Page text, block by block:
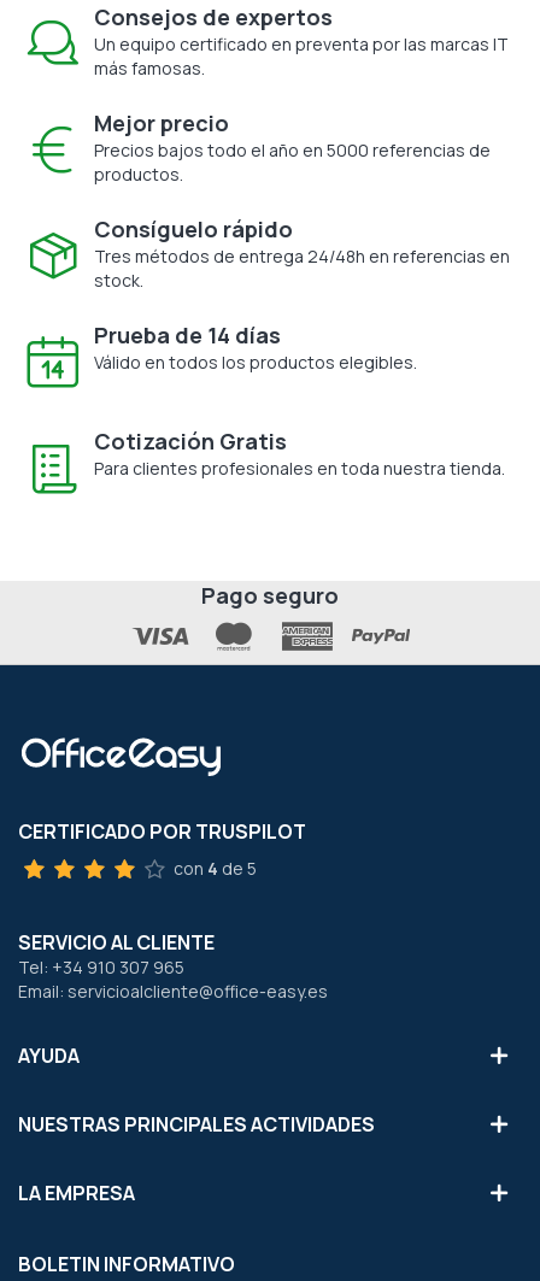
Consejos de expertos
Un equipo certificado en preventa por las marcas IT
más famosas.
Mejor precio
Precios bajos todo el año en 5000 referencias de
productos.
Consíguelo rápido
Tres métodos de entrega 24/48h en referencias en
stock.
Prueba de 14 días
Válido en todos los productos elegibles.
Cotización Gratis
Para clientes profesionales en toda nuestra tienda.
Pago seguro
CERTIFICADO POR TRUSPILOT
con 4 de 5
SERVICIO AL CLIENTE
Tel: +34 910 307 965
Email: servicioalcliente@office-easy.es
AYUDA
NUESTRAS PRINCIPALES ACTIVIDADES
LA EMPRESA
BOLETIN INFORMATIVO